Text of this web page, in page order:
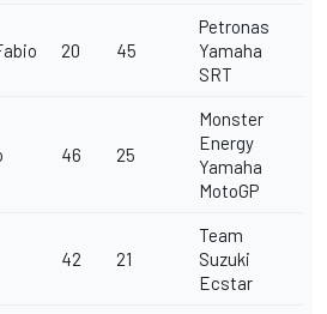
20 45
Petronas
Yamaha
SRT
46 25
Monster
Energy
Yamaha
MotoGP
42 21
Team
Suzuki
Ecstar